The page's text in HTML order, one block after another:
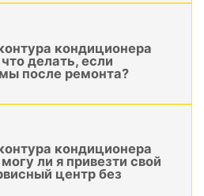
кондиционера
делать, если
после ремонта?
кондиционера
ли я привезти свой
центр без